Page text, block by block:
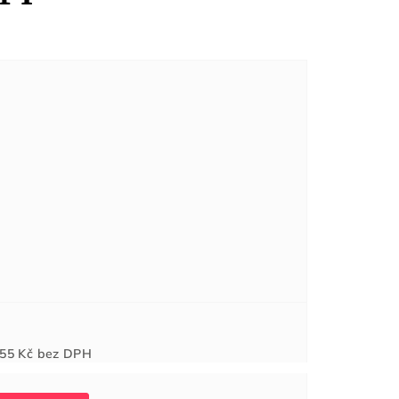
Kč bez DPHcena: